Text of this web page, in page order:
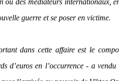
ou des médiateurs internationaux,
guerre et se poser en victime.
dans cette affaire est le
d’euros en l’occurrence - a